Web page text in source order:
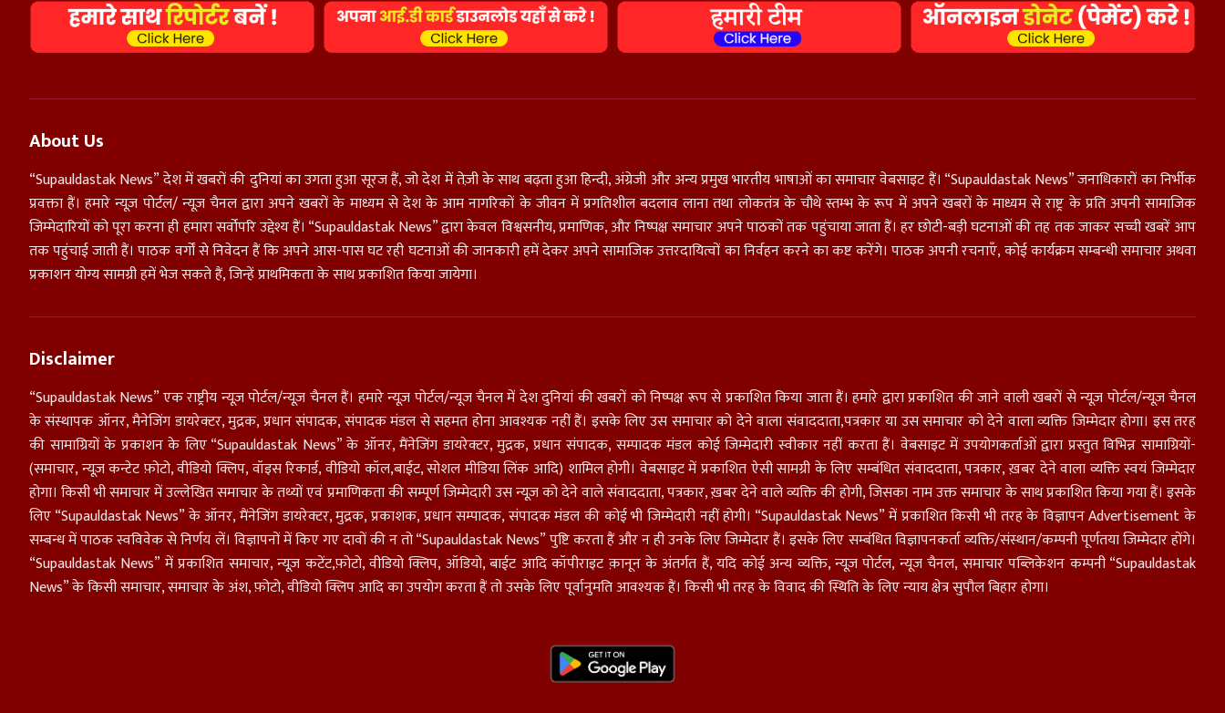
About Us
“Supauldastak News” देश में खबरों की दुनियां का उगता हुआ सूरज हैं, जो देश में तेज़ी के साथ बढ़ता हुआ हिन्दी, अंग्रेजी और अन्य प्रमुख भारतीय भाषाओं का समाचार वेबसाइट हैं। “Supauldastak News” जनाधिकारों का निर्भीक
प्रवक्ता हैं। हमारे न्यूज़ पोर्टल/ न्यूज़ चैनल द्वारा अपने खबरों के माध्यम से देश के आम नागरिकों के जीवन में प्रगतिशील बदलाव लाना तथा लोकतंत्र के चौथे स्तम्भ के रूप में अपने खबरों के माध्यम से राष्ट्र के प्रति अपनी सामाजिक
जिम्मेदारियों को पूरा करना ही हमारा सर्वोपरि उद्देश्य हैं। “Supauldastak News” द्वारा केवल विश्वसनीय, प्रमाणिक, और निष्पक्ष समाचार अपने पाठकों तक पहुंचाया जाता हैं। हर छोटी-बड़ी घटनाओं की तह तक जाकर सच्ची खबरें आप
तक पहुंचाई जाती हैं। पाठक वर्गों से निवेदन हैं कि अपने आस-पास घट रही घटनाओं की जानकारी हमें देकर अपने सामाजिक उत्तरदायित्वों का निर्वहन करने का कष्ट करेंगे। पाठक अपनी रचनाएँ, कोई कार्यक्रम सम्बन्धी समाचार अथवा
प्रकाशन योग्य सामग्री हमें भेज सकते हैं, जिन्हें प्राथमिकता के साथ प्रकाशित किया जायेगा।
Disclaimer
“Supauldastak News” एक राष्ट्रीय न्यूज़ पोर्टल/न्यूज़ चैनल हैं। हमारे न्यूज़ पोर्टल/न्यूज चैनल में देश दुनियां की खबरों को निष्पक्ष रूप से प्रकाशित किया जाता हैं। हमारे द्वारा प्रकाशित की जाने वाली खबरों से न्यूज़ पोर्टल/न्यूज़ चैनल
के संस्थापक ऑनर, मैनेजिंग डायरेक्टर, मुद्रक, प्रधान संपादक, संपादक मंडल से सहमत होना आवश्यक नहीं हैं। इसके लिए उस समाचार को देने वाला संवाददाता,पत्रकार या उस समाचार को देने वाला व्यक्ति जिम्मेदार होगा। इस तरह
की सामाग्रियों के प्रकाशन के लिए “Supauldastak News” के ऑनर, मैंनेजिंग डायरेक्टर, मुद्रक, प्रधान संपादक, सम्पादक मंडल कोई जिम्मेदारी स्वीकार नहीं करता हैं। वेबसाइट में उपयोगकर्ताओं द्वारा प्रस्तुत विभिन्न सामाग्रियों-
(समाचार, न्यूज़ कन्टेट फ़ोटो, वीडियो क्लिप, वॉइस रिकार्ड, वीडियो कॉल,बाईट, सोशल मीडिया लिंक आदि) शामिल होगी। वेबसाइट में प्रकाशित ऐसी सामग्री के लिए सम्बंधित संवाददाता, पत्रकार, ख़बर देने वाला व्यक्ति स्वयं जिम्मेदार
होगा। किसी भी समाचार में उल्लेखित समाचार के तथ्यों एवं प्रमाणिकता की सम्पूर्ण जिम्मेदारी उस न्यूज़ को देने वाले संवाददाता, पत्रकार, ख़बर देने वाले व्यक्ति की होगी, जिसका नाम उक्त समाचार के साथ प्रकाशित किया गया हैं। इसके
लिए “Supauldastak News” के ऑनर, मैंनेजिंग डायरेक्टर, मुद्रक, प्रकाशक, प्रधान सम्पादक, संपादक मंडल की कोई भी जिम्मेदारी नहीं होगी। “Supauldastak News” में प्रकाशित किसी भी तरह के विज्ञापन Advertisement के
सम्बन्ध में पाठक स्वविवेक से निर्णय लें। विज्ञापनों में किए गए दावों की न तो “Supauldastak News” पुष्टि करता हैं और न ही उनके लिए जिम्मेदार हैं। इसके लिए सम्बंधित विज्ञापनकर्ता व्यक्ति/संस्थान/कम्पनी पूर्णतया जिम्मेदार होंगे।
“Supauldastak News” में प्रकाशित समाचार, न्यूज़ कटेंट,फ़ोटो, वीडियो क्लिप, ऑडियो, बाईट आदि कॉपीराइट क़ानून के अंतर्गत हैं, यदि कोई अन्य व्यक्ति, न्यूज़ पोर्टल, न्यूज चैनल, समाचार पब्लिकेशन कम्पनी “Supauldastak
News” के किसी समाचार, समाचार के अंश, फ़ोटो, वीडियो क्लिप आदि का उपयोग करता हैं तो उसके लिए पूर्वानुमति आवश्यक हैं। किसी भी तरह के विवाद की स्थिति के लिए न्याय क्षेत्र सुपौल बिहार होगा।